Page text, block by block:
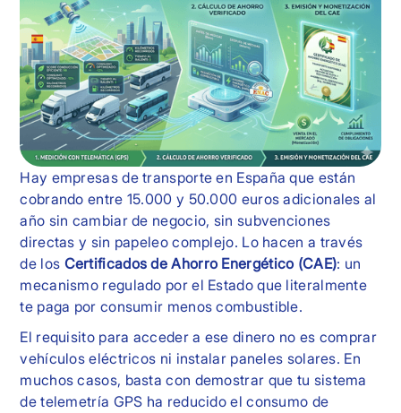
Hay empresas de transporte en España que están
cobrando entre 15.000 y 50.000 euros adicionales al
año sin cambiar de negocio, sin subvenciones
directas y sin papeleo complejo. Lo hacen a través
de los Certificados de Ahorro Energético (CAE): un
mecanismo regulado por el Estado que literalmente
te paga por consumir menos combustible.
El requisito para acceder a ese dinero no es comprar
vehículos eléctricos ni instalar paneles solares. En
muchos casos, basta con demostrar que tu sistema
de telemetría GPS ha reducido el consumo de